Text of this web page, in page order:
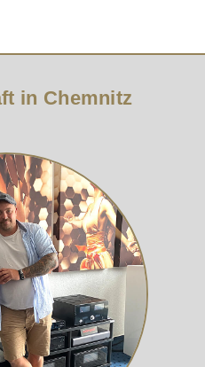
in Chemnitz